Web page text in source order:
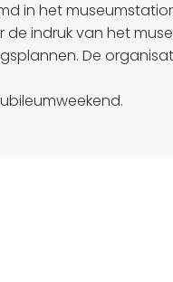
in het
de indruk van het
De